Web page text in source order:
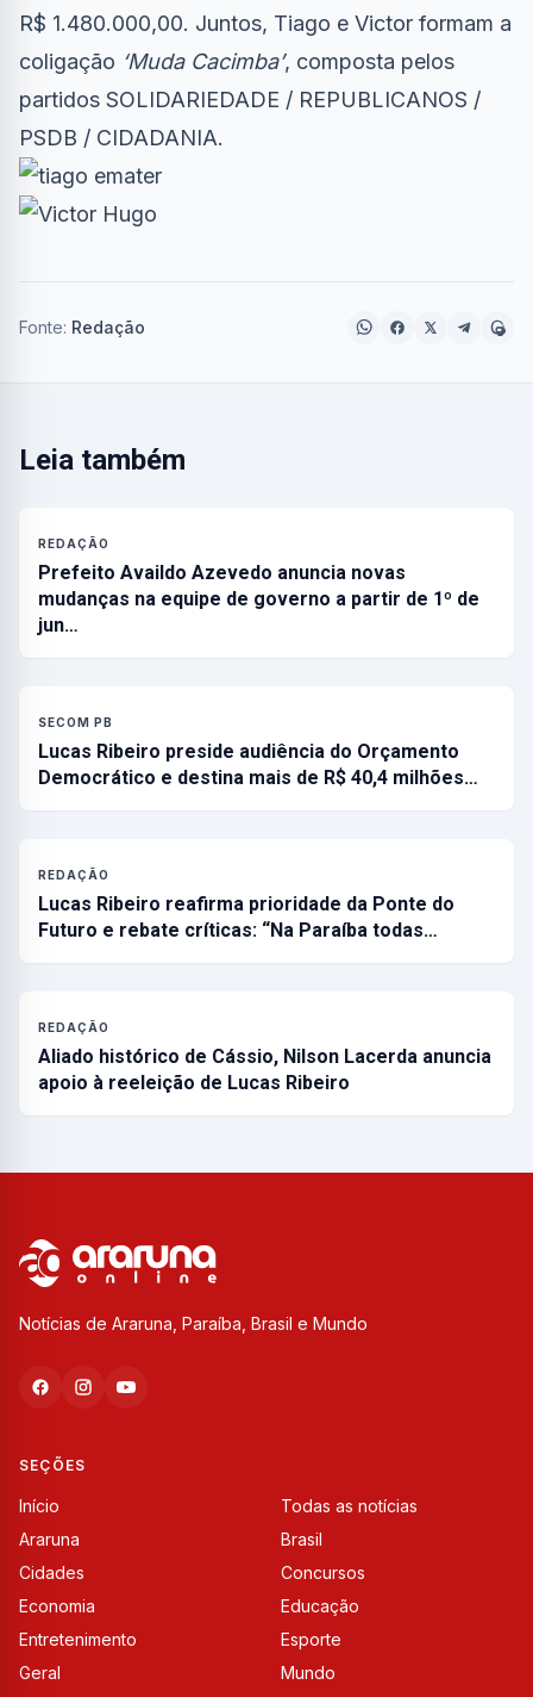
R$ 1.480.000,00. Juntos, Tiago e Victor formam a
coligação ‘Muda Cacimba’, composta pelos
partidos SOLIDARIEDADE / REPUBLICANOS /
PSDB / CIDADANIA.
Fonte: Redação
Leia também
REDAÇÃO
Prefeito Availdo Azevedo anuncia novas
mudanças na equipe de governo a partir de 1º de
jun…
SECOM PB
Lucas Ribeiro preside audiência do Orçamento
Democrático e destina mais de R$ 40,4 milhões…
REDAÇÃO
Lucas Ribeiro reafirma prioridade da Ponte do
Futuro e rebate críticas: “Na Paraíba todas…
REDAÇÃO
Aliado histórico de Cássio, Nilson Lacerda anuncia
apoio à reeleição de Lucas Ribeiro
Notícias de Araruna, Paraíba, Brasil e Mundo
SEÇÕES
Início
Todas as notícias
Araruna
Brasil
Cidades
Concursos
Economia
Educação
Entretenimento
Esporte
Geral
Mundo